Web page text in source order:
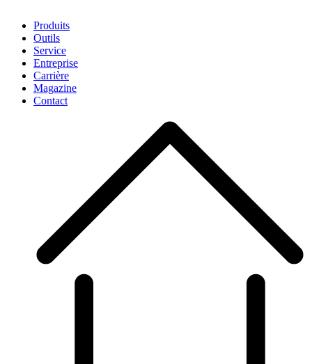
Produits
Outils
Service
Entreprise
Carrière
Magazine
Contact